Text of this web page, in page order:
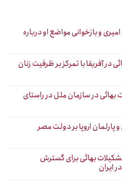
و بازخوانی مواضع او درباره
در آفریقا با تمرکز بر ظرفیت زنان
در سازمان ملل در راستای
پارلمان اروپا بر دولت مصر
بهائی برای گسترش
ایران